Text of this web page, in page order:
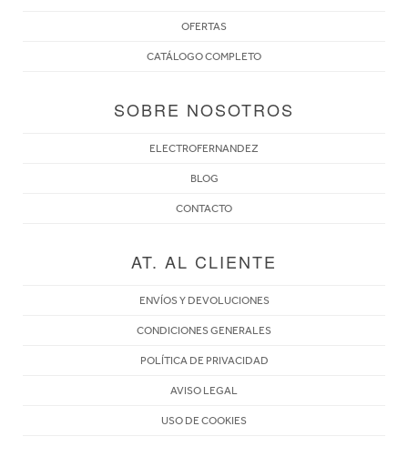
OFERTAS
CATÁLOGO COMPLETO
SOBRE NOSOTROS
ELECTROFERNANDEZ
BLOG
CONTACTO
AT. AL CLIENTE
ENVÍOS Y DEVOLUCIONES
CONDICIONES GENERALES
POLÍTICA DE PRIVACIDAD
AVISO LEGAL
USO DE COOKIES